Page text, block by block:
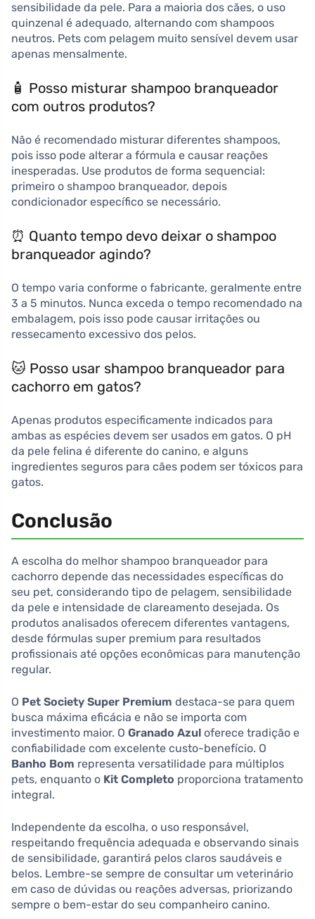
sensibilidade da pele. Para a maioria dos cães, o uso
quinzenal é adequado, alternando com shampoos
neutros. Pets com pelagem muito sensível devem usar
apenas mensalmente.
🧴 Posso misturar shampoo branqueador
com outros produtos?
Não é recomendado misturar diferentes shampoos,
pois isso pode alterar a fórmula e causar reações
inesperadas. Use produtos de forma sequencial:
primeiro o shampoo branqueador, depois
condicionador específico se necessário.
⏰ Quanto tempo devo deixar o shampoo
branqueador agindo?
O tempo varia conforme o fabricante, geralmente entre
3 a 5 minutos. Nunca exceda o tempo recomendado na
embalagem, pois isso pode causar irritações ou
ressecamento excessivo dos pelos.
🐱 Posso usar shampoo branqueador para
cachorro em gatos?
Apenas produtos especificamente indicados para
ambas as espécies devem ser usados em gatos. O pH
da pele felina é diferente do canino, e alguns
ingredientes seguros para cães podem ser tóxicos para
gatos.
Conclusão
A escolha do melhor shampoo branqueador para
cachorro depende das necessidades específicas do
seu pet, considerando tipo de pelagem, sensibilidade
da pele e intensidade de clareamento desejada. Os
produtos analisados oferecem diferentes vantagens,
desde fórmulas super premium para resultados
profissionais até opções econômicas para manutenção
regular.
O Pet Society Super Premium destaca-se para quem
busca máxima eficácia e não se importa com
investimento maior. O Granado Azul oferece tradição e
confiabilidade com excelente custo-benefício. O
Banho Bom representa versatilidade para múltiplos
pets, enquanto o Kit Completo proporciona tratamento
integral.
Independente da escolha, o uso responsável,
respeitando frequência adequada e observando sinais
de sensibilidade, garantirá pelos claros saudáveis e
belos. Lembre-se sempre de consultar um veterinário
em caso de dúvidas ou reações adversas, priorizando
sempre o bem-estar do seu companheiro canino.